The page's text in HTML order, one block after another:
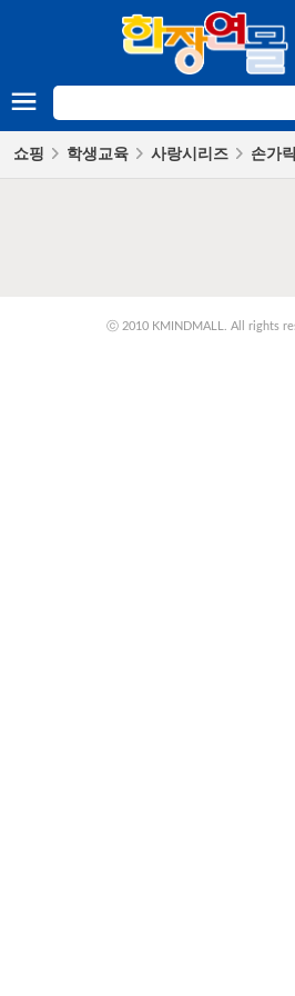
쇼핑 학생교육 사랑시리즈 손가
ⓒ 2010 KMINDMALL. All rights